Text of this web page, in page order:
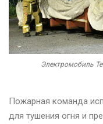
Электромобиль
Пожарная команда
для тушения огня и